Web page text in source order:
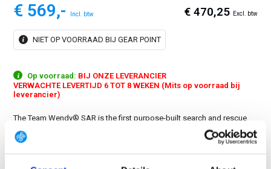
€ 569,- Incl. btw € 470,25 Excl. btw
NIET OP VOORRAAD BIJ GEAR POINT
Op voorraad: BIJ ONZE LEVERANCIER
VERWACHTE LEVERTIJD 6 TOT 8 WEKEN (Mits op voorraad bij
leverancier)
The Team Wendy® SAR is the first purpose-built search and rescue
helmet to provide tactical accessory mounting capabilities, including
a standard NVG shroud, while meeting key industrial and